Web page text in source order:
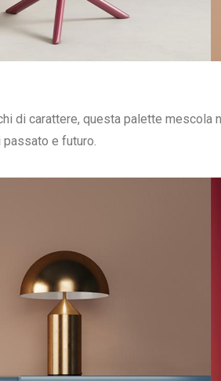
di carattere, questa palette
passato e futuro.